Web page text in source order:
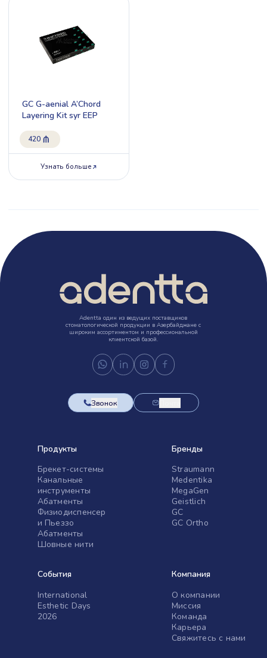
GC G-aenial A’Chord
Layering Kit syr EEP
420
Узнать больше
Adentta один из ведущих поставщиков
стоматологической продукции в Азербайджане с
широким ассортиментом и профессиональной
клиентской базой.
Звонок
Продукты
Брекет-системы
Канальные
инструменты
Абатменты
Физиодиспенсер
и Пьеззо
Абатменты
Шовные нити
Бренды
Straumann
Medentika
MegaGen
Geistlich
GC
GC Ortho
События
International
Esthetic Days
2026
Компания
О компании
Миссия
Команда
Карьера
Свяжитесь с нами